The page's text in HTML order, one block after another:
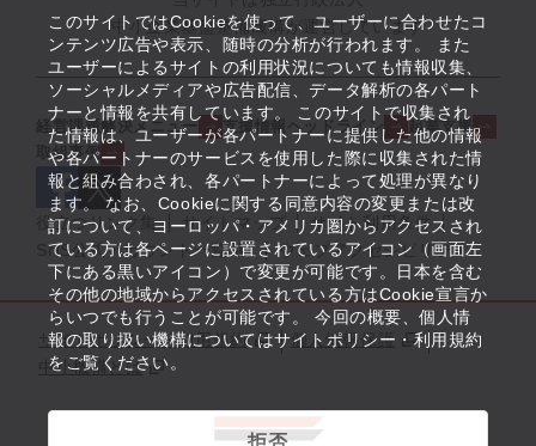
このサイトではCookieを使って、ユーザーに合わせたコ
ンテンツ広告や表示、随時の分析が行われます。 また
ユーザーによるサイトの利用状況についても情報収集、
ソーシャルメディアや広告配信、データ解析の各パート
ナーと情報を共有しています。 このサイトで収集され
た情報は、ユーザーが各パートナーに提供した他の情報
や各パートナーのサービスを使用した際に収集された情
報と組み合わされ、各パートナーによって処理が異なり
ます。 なお、Cookieに関する同意内容の変更または改
訂について、ヨーロッパ・アメリカ圏からアクセスされ
ている方は各ページに設置されているアイコン（画面左
下にある黒いアイコン）で変更が可能です。日本を含む
その他の地域からアクセスされている方はCookie宣言か
らいつでも行うことが可能です。 今回の概要、個人情
報の取り扱い機構についてはサイトポリシー・利用規約
をご覧ください。
拒否
中小企業基盤整備機構が運営しています
経営課題解決メニュー 支援情報ヘッドライン
起業支援
取組事例
役立つリンク集 サイトマップ
サイト利用条件
SNS公式アカウント一覧
ウェブアクセシビリティ
サイトポリシー・利用規約
個人情報保護
中小機構とは